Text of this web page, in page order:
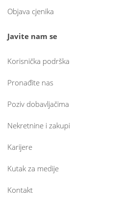
Objava cjenika
Javite nam se
Korisnička podrška
Pronađite nas
Poziv dobavljačima
Nekretnine i zakupi
Karijere
Kutak za medije
Kontakt